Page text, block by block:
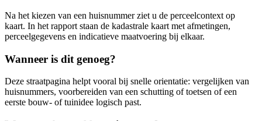
Na het kiezen van een huisnummer ziet u de perceelcontext op
kaart. In het rapport staan de kadastrale kaart met afmetingen,
perceelgegevens en indicatieve maatvoering bij elkaar.
Wanneer is dit genoeg?
Deze straatpagina helpt vooral bij snelle orientatie: vergelijken van
huisnummers, voorbereiden van een schutting of toetsen of een
eerste bouw- of tuinidee logisch past.